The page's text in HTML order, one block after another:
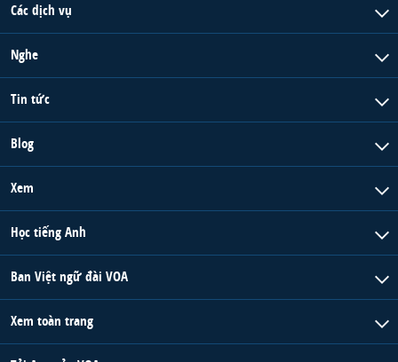
Các dịch vụ
Nghe
Tin tức
Blog
Xem
Học tiếng Anh
Ban Việt ngữ đài VOA
Xem toàn trang